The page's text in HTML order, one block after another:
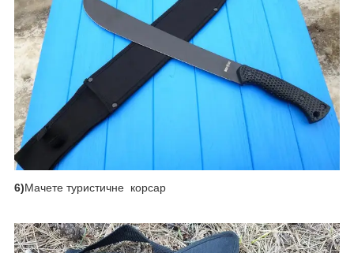
6)Мачете туристичне корсар